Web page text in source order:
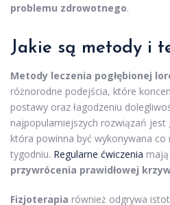
problemu zdrowotnego.
Jakie są metody i
Metody leczenia pogłębionej
różnorodne podejścia, które
postawy oraz łagodzeniu
najpopularniejszych rozwiązań jest
która powinna być wykonywana
tygodniu. Regularne ćwiczenia
przywrócenia prawidłowej
Fizjoterapia również odgrywa